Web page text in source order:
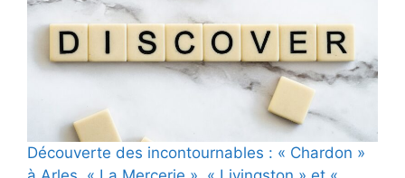
Découverte des incontournables : « Chardon »